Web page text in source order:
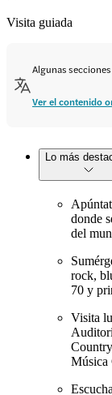
Visita guiada
Algunas
Ver el contenido
Lo más
donde
del
rock,
70 y
Visita
Música